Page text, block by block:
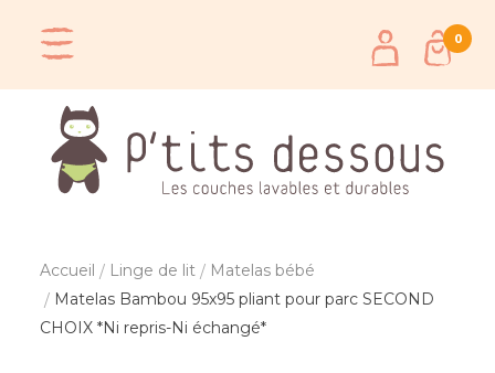
0
Accueil Linge de lit
Matelas bébé
Matelas Bambou 95x95 pliant pour parc SECOND
CHOIX *Ni repris-Ni échangé*